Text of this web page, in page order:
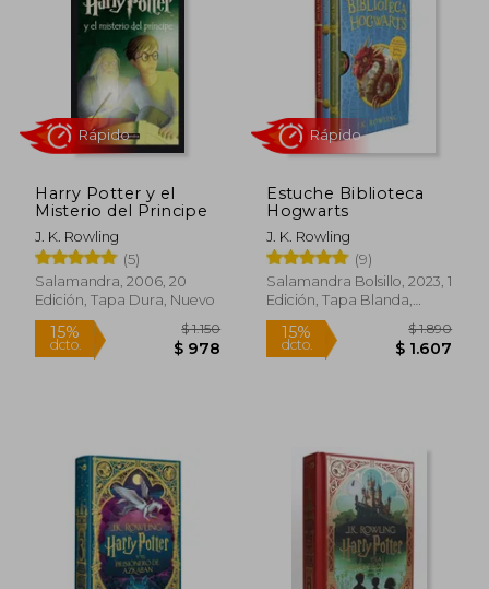
15%
dcto.
Rápido
15%
dcto.
Rápido
Harry Potter y el
Misterio del Principe
J. K. Rowling
(5)
Salamandra, 2006, 20
Edición, Tapa Dura, Nuevo
Estuche Biblioteca
Hogwarts
J. K. Rowling
(9)
Salamandra Bolsillo, 2023, 1
Edición, Tapa Blanda,
Nuevo